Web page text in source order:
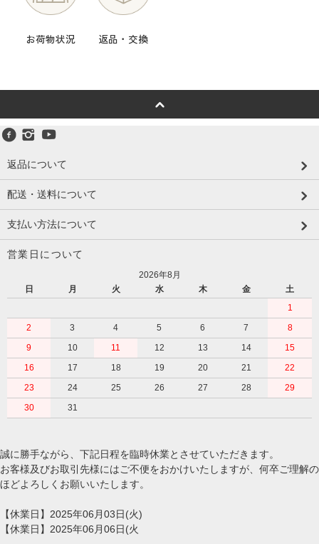
お荷物状況 返品・交換
返品について
配送・送料について
支払い方法について
営業日について
2026年8月
日
月 火 水 木 金
土
1
2
3 4 5 6 7
8
9
10 11 12 13 14
15
16
17 18 19 20 21
22
23
24 25 26 27 28
29
30
31
誠に勝手ながら、下記日程を臨時休業とさせていただきます。
お客様及びお取引先様にはご不便をおかけいたしますが、何卒ご理解の
ほどよろしくお願いいたします。
【休業日】2025年06月03日(火)
【休業日】2025年06月06日(火